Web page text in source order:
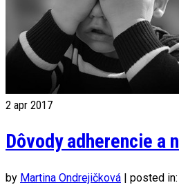
2 apr 2017
Dôvody adherencie a
by Martina Ondrejičková | posted in: